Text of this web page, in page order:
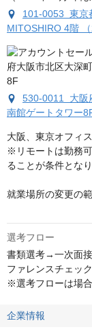
101-0053 東京
MITOSHIRO 4階
530-0011 大阪
南館ゲートタワー
大阪、東京オフィ
※リモートは勤務
ることが条件となり
就業場所の変更の
（リモート
選考フロー
書類選考→一次面
ファレンスチェッ
※選考フローは場
企業情報